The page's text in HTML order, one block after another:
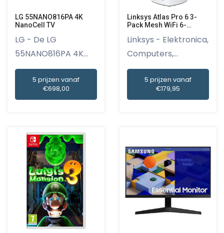
LG 55NANO816PA 4K
NanoCell TV
LG - De LG
55NANO816PA 4K
NanoCell TV is ee...
5 prijzen vanaf
€698,00
Linksys Atlas Pro 6 3-
Pack Mesh WiFi 6-
Linksys - Elektronica,
Computers,
Elektroni...
5 prijzen vanaf
€179,95